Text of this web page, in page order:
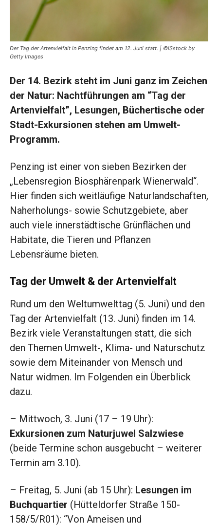
Der Tag der Artenvielfalt in Penzing findet am 12. Juni statt. | ©iSstock by
Getty Images
Der 14. Bezirk steht im Juni ganz im Zeichen
der Natur: Nachtführungen am “Tag der
Artenvielfalt”, Lesungen, Büchertische oder
Stadt-Exkursionen stehen am Umwelt-
Programm.
Penzing ist einer von sieben Bezirken der
„Lebensregion Biosphärenpark Wienerwald“.
Hier finden sich weitläufige Naturlandschaften,
Naherholungs- sowie Schutzgebiete, aber
auch viele innerstädtische Grünflächen und
Habitate, die Tieren und Pflanzen
Lebensräume bieten.
Tag der Umwelt & der Artenvielfalt
Rund um den Weltumwelttag (5. Juni) und den
Tag der Artenvielfalt (13. Juni) finden im 14.
Bezirk viele Veranstaltungen statt, die sich
den Themen Umwelt-, Klima- und Naturschutz
sowie dem Miteinander von Mensch und
Natur widmen. Im Folgenden ein Überblick
dazu.
– Mittwoch, 3. Juni (17 – 19 Uhr):
Exkursionen zum Naturjuwel Salzwiese
(beide Termine schon ausgebucht – weiterer
Termin am 3.10).
– Freitag, 5. Juni (ab 15 Uhr): Lesungen im
Buchquartier (Hütteldorfer Straße 150-
158/5/R01): “Von Ameisen und